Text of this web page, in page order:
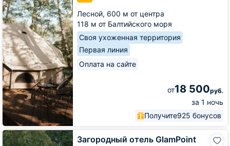
Лесной, 600 м от центра
118 м от Балтийского моря
Своя ухоженная территория
Первая линия
Оплата на сайте
от18 500руб.
за 1 ночь
Получите925 бонусов
Загородный отель GlamPoint
Загородный
отель